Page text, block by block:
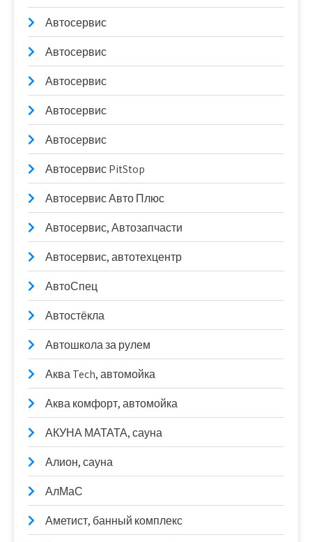
Автосервис
Автосервис
Автосервис
Автосервис
Автосервис
Автосервис PitStop
Автосервис Авто Плюс
Автосервис, Автозапчасти
Автосервис, автотехцентр
АвтоСпец
Автостёкла
Автошкола за рулем
Аква Tech, автомойка
Аква комфорт, автомойка
АКУНА МАТАТА, сауна
Алион, сауна
АлМаС
Аметист, банный комплекс